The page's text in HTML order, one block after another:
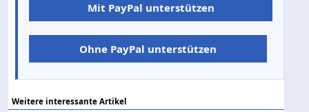
Mit PayPal unterstützen
Ohne PayPal unterstützen
Weitere interessante Artikel